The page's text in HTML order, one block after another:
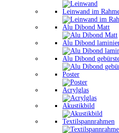
Leinwand im
Alu Dibond Matt
Alu Dibond
Alu Dibond
Poster
Acrylglas
Akustikbild
Textilspannrahmen